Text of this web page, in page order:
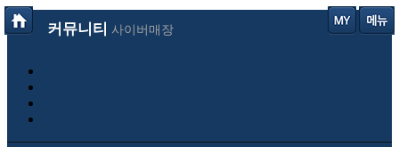
커뮤니티 사이버매장